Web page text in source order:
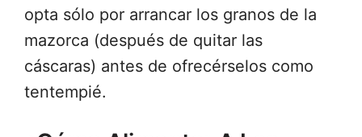
opta sólo por arrancar los granos de la
mazorca (después de quitar las
cáscaras) antes de ofrecérselos como
tentempié.